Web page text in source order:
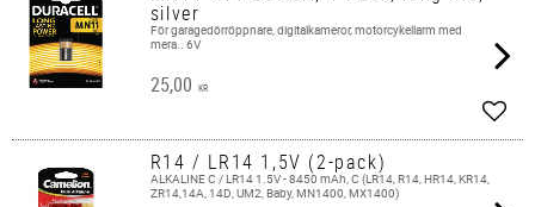
silver
För garagedörröppnare, digitalkameror, motorcykellarm med
mera.. 6V
25,00 KR
Add
R14 / LR14 1,5V (2-pack)
ALKALINE C / LR14 1.5V - 8450 mAh, C (LR14, R14, HR14, KR14,
ZR14,14A, 14D, UM2, Baby, MN1400, MX1400)